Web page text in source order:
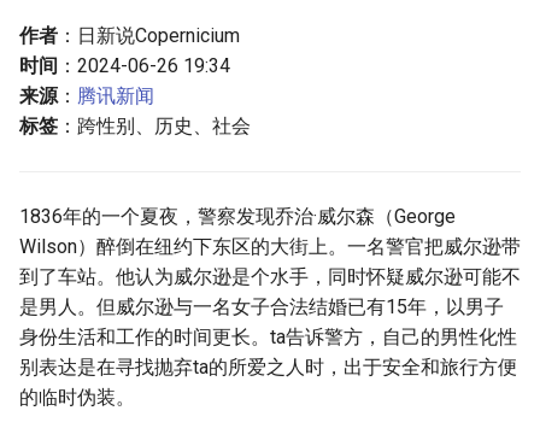
l
i
z
n
g
s
e
a
作者 ：日新说Copernicium
时间 ：2024-06-26 19:34
来源： 腾讯新闻
标签 ：跨性别、历史、社会
1836年的一个夏夜，警察发现乔治·威尔森（George
Wilson）醉倒在纽约下东区的大街上。一名警官把威尔逊带
到了车站。他认为威尔逊是个水手，同时怀疑威尔逊可能不
是男人。但威尔逊与一名女子合法结婚已有15年，以男子
身份生活和工作的时间更长。ta告诉警方，自己的男性化性
别表达是在寻找抛弃ta的所爱之人时，出于安全和旅行方便
的临时伪装。